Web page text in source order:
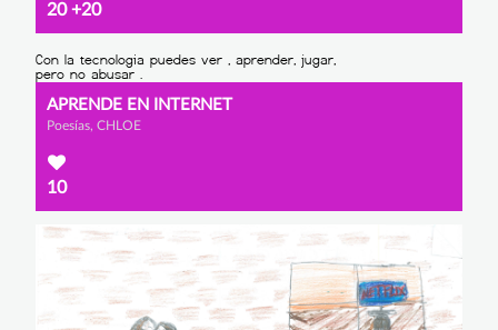
20+20
APRENDE EN INTERNET
Poesías, CHLOE
10